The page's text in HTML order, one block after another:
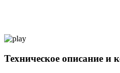
Техническое описание и